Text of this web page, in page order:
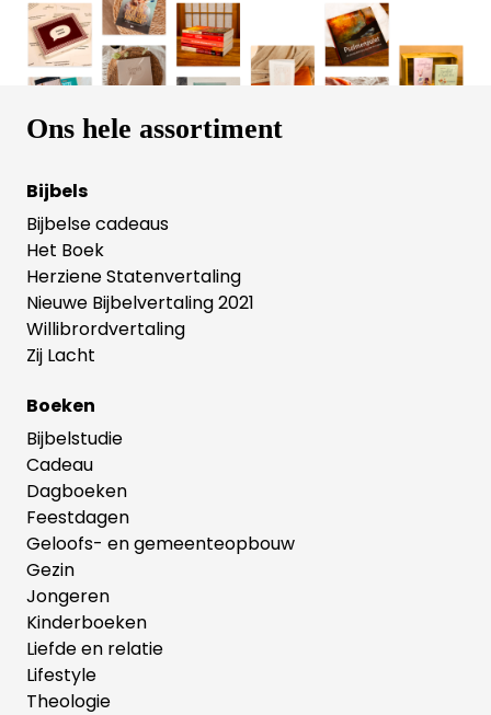
Ons hele assortiment
Bijbels
Bijbelse cadeaus
Het Boek
Herziene Statenvertaling
Nieuwe Bijbelvertaling 2021
Willibrordvertaling
Zij Lacht
Boeken
Bijbelstudie
Cadeau
Dagboeken
Feestdagen
Geloofs- en gemeenteopbouw
Gezin
Jongeren
Kinderboeken
Liefde en relatie
Lifestyle
Theologie